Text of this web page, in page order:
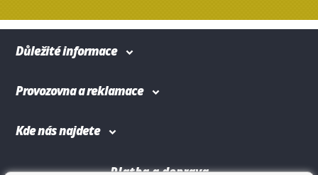
Důležité informace
Provozovna a reklamace
Kde nás najdete